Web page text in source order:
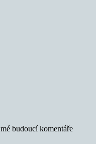
budoucí komentáře